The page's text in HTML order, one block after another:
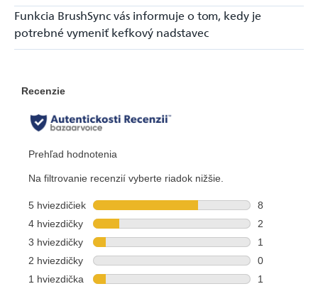
Funkcia BrushSync vás informuje o tom, kedy je
potrebné vymeniť kefkový nadstavec